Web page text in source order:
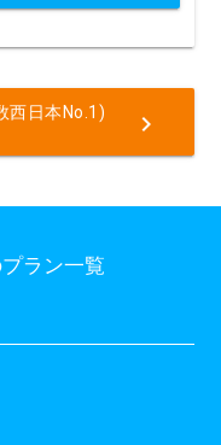
西日本No.1)
chevron_right
ラン一覧